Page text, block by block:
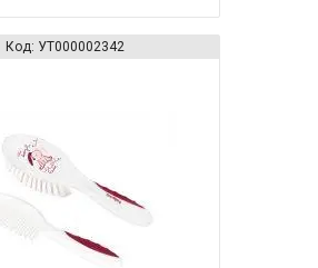
УТ000002342